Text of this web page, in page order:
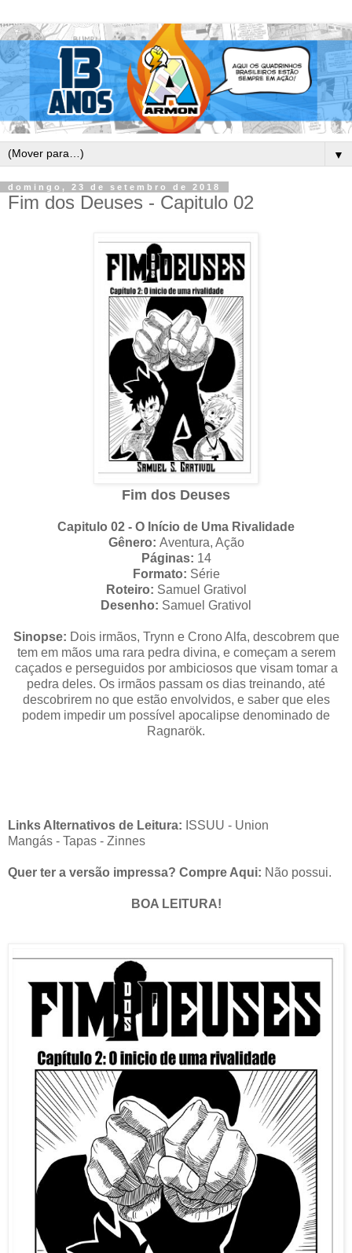
▼
domingo, 23 de setembro de 2018
Fim dos Deuses - Capitulo 02
Fim dos Deuses
Capitulo 02 - O Início de Uma Rivalidade
Gênero: Aventura, Ação
Páginas: 14
Formato: Série
Roteiro: Samuel Grativol
Desenho: Samuel Grativol
Sinopse: Dois irmãos, Trynn e Crono Alfa, descobrem que
tem em mãos uma rara pedra divina, e começam a serem
caçados e perseguidos por ambiciosos que visam tomar a
pedra deles. Os irmãos passam os dias treinando, até
descobrirem no que estão envolvidos, e saber que eles
podem impedir um possível apocalipse denominado de
Ragnarök.
Links Alternativos de Leitura: ISSUU - Union
Mangás - Tapas - Zinnes
Quer ter a versão impressa? Compre Aqui: Não possui.
BOA LEITURA!